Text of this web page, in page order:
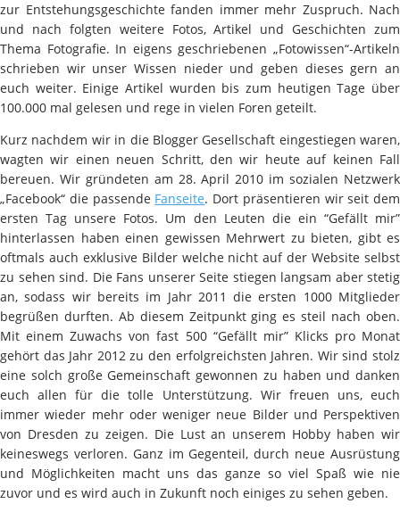
zur Entstehungsgeschichte fanden immer mehr Zuspruch. Nach
und nach folgten weitere Fotos, Artikel und Geschichten zum
Thema Fotografie. In eigens geschriebenen „Fotowissen“-Artikeln
schrieben wir unser Wissen nieder und geben dieses gern an
euch weiter. Einige Artikel wurden bis zum heutigen Tage über
100.000 mal gelesen und rege in vielen Foren geteilt.
Kurz nachdem wir in die Blogger Gesellschaft eingestiegen waren,
wagten wir einen neuen Schritt, den wir heute auf keinen Fall
bereuen. Wir gründeten am 28. April 2010 im sozialen Netzwerk
„Facebook“ die passende Fanseite. Dort präsentieren wir seit dem
ersten Tag unsere Fotos. Um den Leuten die ein “Gefällt mir”
hinterlassen haben einen gewissen Mehrwert zu bieten, gibt es
oftmals auch exklusive Bilder welche nicht auf der Website selbst
zu sehen sind. Die Fans unserer Seite stiegen langsam aber stetig
an, sodass wir bereits im Jahr 2011 die ersten 1000 Mitglieder
begrüßen durften. Ab diesem Zeitpunkt ging es steil nach oben.
Mit einem Zuwachs von fast 500 “Gefällt mir” Klicks pro Monat
gehört das Jahr 2012 zu den erfolgreichsten Jahren. Wir sind stolz
eine solch große Gemeinschaft gewonnen zu haben und danken
euch allen für die tolle Unterstützung. Wir freuen uns, euch
immer wieder mehr oder weniger neue Bilder und Perspektiven
von Dresden zu zeigen. Die Lust an unserem Hobby haben wir
keineswegs verloren. Ganz im Gegenteil, durch neue Ausrüstung
und Möglichkeiten macht uns das ganze so viel Spaß wie nie
zuvor und es wird auch in Zukunft noch einiges zu sehen geben.